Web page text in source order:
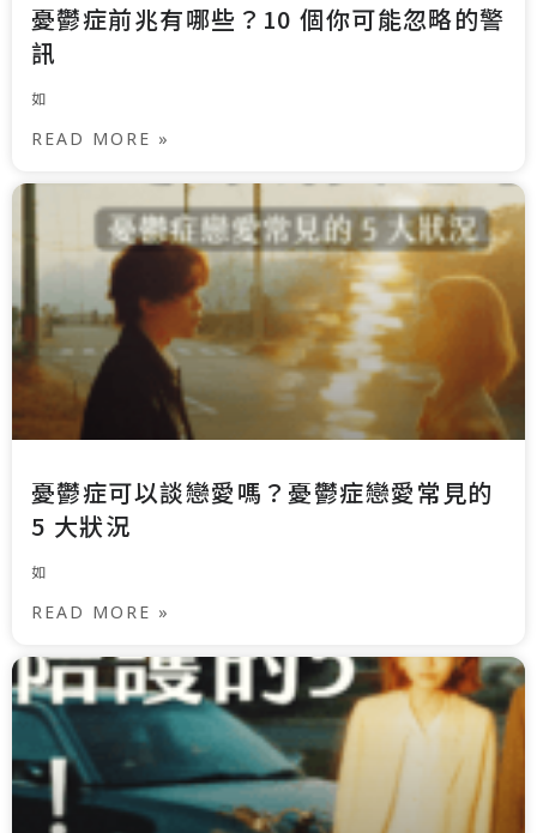
憂鬱症前兆有哪些？10 個你可能忽略的警
訊
如
READ MORE »
憂鬱症可以談戀愛嗎？憂鬱症戀愛常見的
5 大狀況
如
READ MORE »